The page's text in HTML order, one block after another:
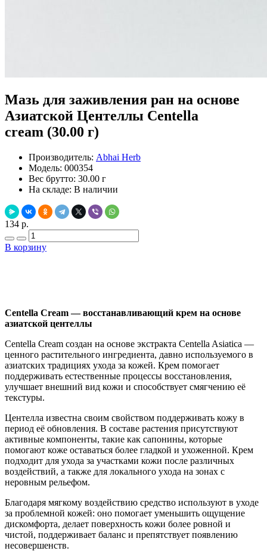
Мазь для заживления ран на основе
Азиатской Центеллы Centella
cream (30.00 г)
Производитель: Abhai Herb
Модель: 000354
Вес брутто: 30.00 г
На складе: В наличии
134 р.
В корзину
Centella Cream — восстанавливающий крем на основе
азиатской центеллы
Centella Cream создан на основе экстракта Centella Asiatica —
ценного растительного ингредиента, давно используемого в
азиатских традициях ухода за кожей. Крем помогает
поддерживать естественные процессы восстановления,
улучшает внешний вид кожи и способствует смягчению её
текстуры.
Центелла известна своим свойством поддерживать кожу в
период её обновления. В составе растения присутствуют
активные компоненты, такие как сапонины, которые
помогают коже оставаться более гладкой и ухоженной. Крем
подходит для ухода за участками кожи после различных
воздействий, а также для локального ухода на зонах с
неровным рельефом.
Благодаря мягкому воздействию средство используют в уходе
за проблемной кожей: оно помогает уменьшить ощущение
дискомфорта, делает поверхность кожи более ровной и
чистой, поддерживает баланс и препятствует появлению
несовершенств.